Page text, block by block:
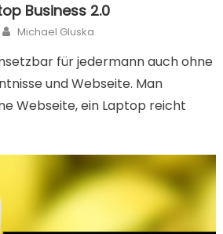
Business 2.0
Author
Michael Gluska
für jedermann auch ohne
und Webseite. Man
Webseite, ein Laptop reicht